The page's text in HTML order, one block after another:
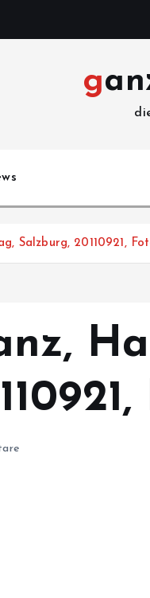
Salzburg, 20110921,